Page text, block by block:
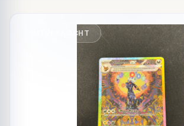
UITVERKOCHT